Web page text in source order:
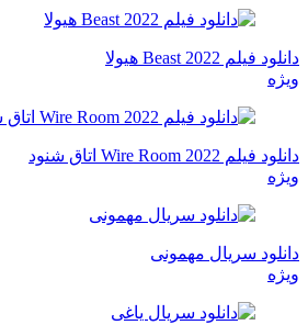
دانلود فیلم Beast 2022 هیولا
ویژه
دانلود فیلم Wire Room 2022 اتاق شنود
ویژه
دانلود سریال مهمونی
ویژه